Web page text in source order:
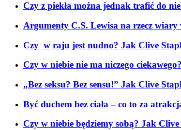
Czy z piekła można jednak trafić do
Argumenty C.S. Lewisa na rzecz
Czy w raju jest nudno? Jak Clive
Czy w niebie nie ma niczego
„Bez seksu? Bez sensu!” Jak Clive
Być duchem bez ciała – co to za
Czy w niebie będziemy sobą? Jak